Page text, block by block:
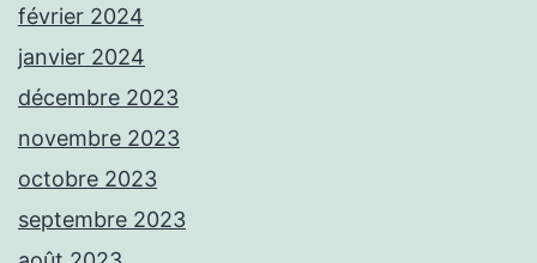
février 2024
janvier 2024
décembre 2023
novembre 2023
octobre 2023
septembre 2023